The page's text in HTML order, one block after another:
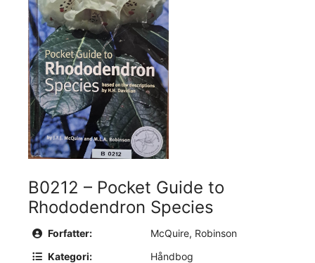
B0212 – Pocket Guide to
Rhododendron Species
Forfatter:
McQuire, Robinson
Kategori:
Håndbog